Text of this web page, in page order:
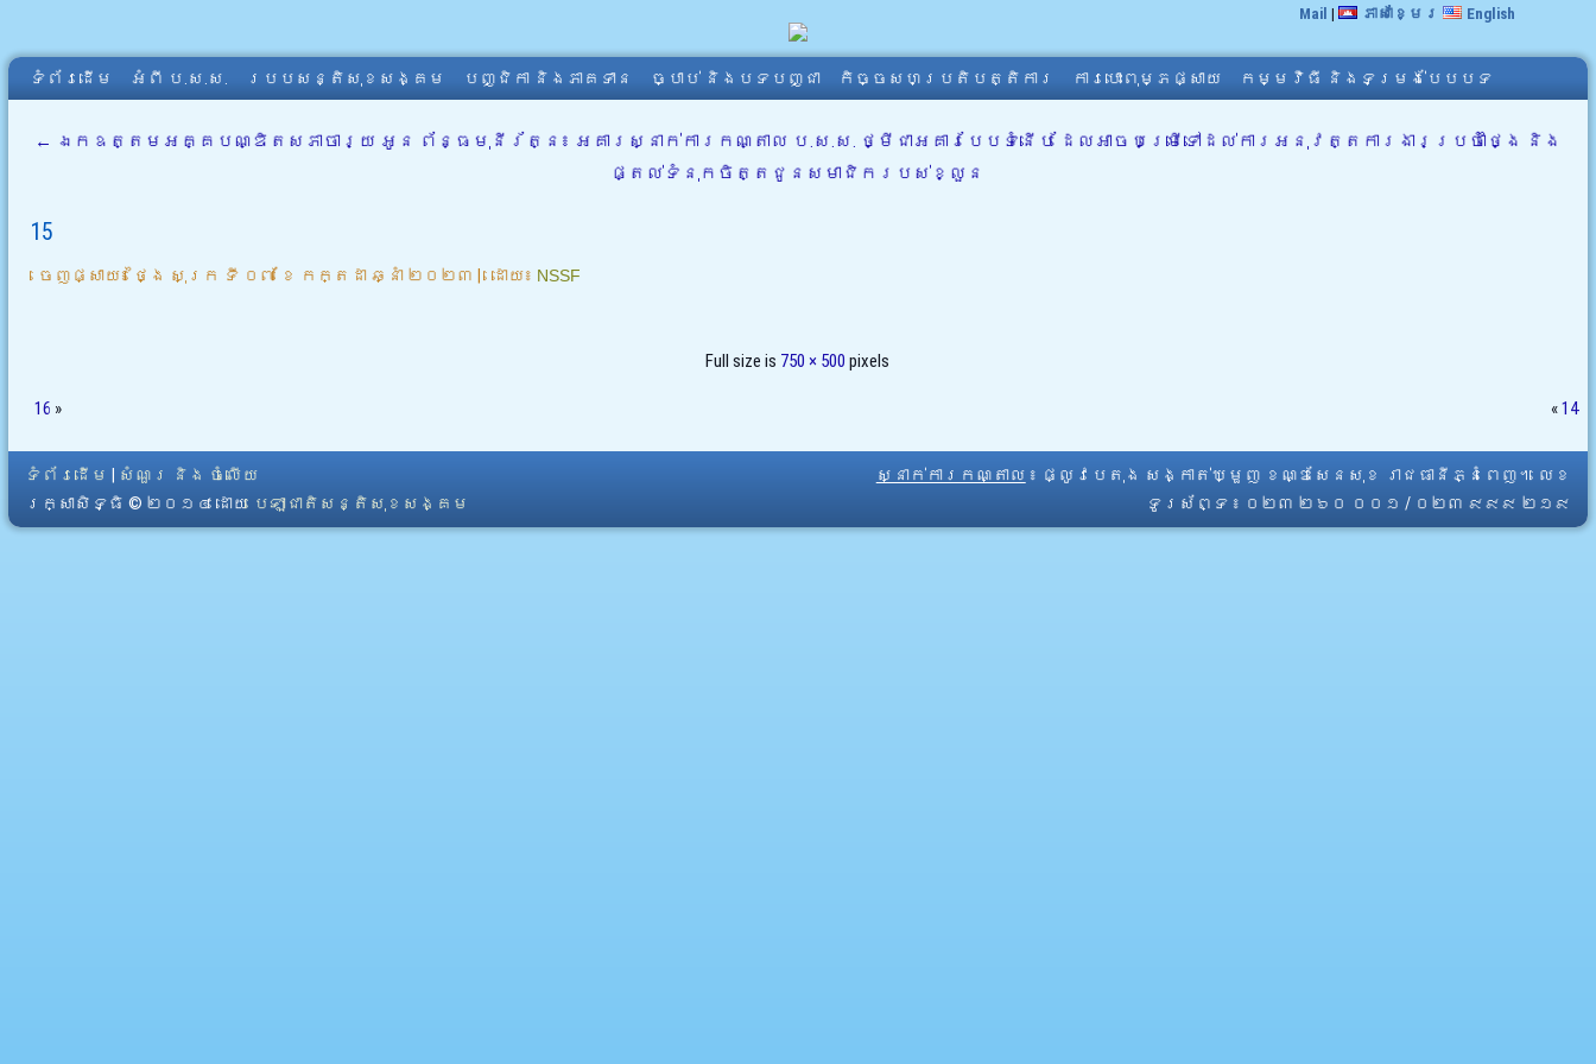
Mail | ភាសាខ្មែរ English
ទំព័រដើម អំពី​ ប.ស.ស. របបសន្តិសុខសង្គម បញ្ជិកា និងភាគទាន ច្បាប់ និងបទបញ្ជា កិច្ចសហប្រតិបត្តិការ ការបោះពុម្ភផ្សាយ កម្មវិធី និងទម្រង់បែបបទ
← ឯកឧត្តមអគ្គបណ្ឌិតសភាចារ្យ អូន ព័ន្ធមុនីរ័ត្ន៖ អគារស្នាក់ការកណ្តាល ប.ស.ស. ថ្មីជាអគារបែបទំនើប ដែលអាចបម្រើទៅដល់ការអនុវត្តការងារប្រចាំថ្ងៃ និង
ផ្តល់ទំនុកចិត្តជូនសមាជិករបស់ខ្លួន
15
ចេញផ្សាយ៖ ថ្ងៃ សុក្រ ទី ០៧ ខែ កក្តដា ឆ្នាំ ២០២៣ | ដោយ៖ NSSF
Full size is 750 × 500 pixels
16 » «14
ទំព័រដើម
សំណួរ និង ចំលើយ
រក្សាសិទ្ធិ © ២០១៤ ដោយ​ បេឡាជាតិសន្តិសុខសង្គម
ស្នាក់ការកណ្តាល ៖ ផ្លូវបេតុង សង្កាត់ឃ្មួញ ខណ្ឌសែនសុខ រាជធានីភ្នំពេញ។ លេខ
ទូរស័ព្ទ ៖ ០២៣ ២៦០ ០០១ / ០២៣ ៩៩៩ ២១៩